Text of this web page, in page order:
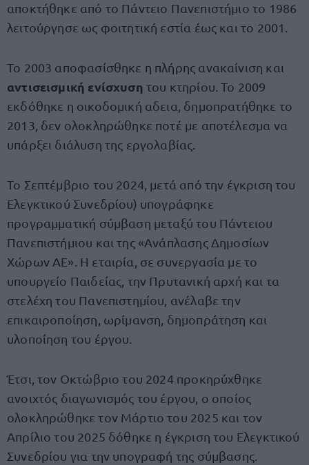
αποκτήθηκε από το Πάντειο Πανεπιστήμιο το 1986
λειτούργησε ως φοιτητική εστία έως και το 2001.
Το 2003 αποφασίσθηκε η πλήρης ανακαίνιση και
αντισεισμική ενίσχυση του κτηρίου. Το 2009
εκδόθηκε η οικοδομική αδεια, δημοπρατήθηκε το
2013, δεν ολοκληρώθηκε ποτέ με αποτέλεσμα να
υπάρξει διάλυση της εργολαβίας.
Το Σεπτέμβριο του 2024, μετά από την έγκριση του
Ελεγκτικού Συνεδρίου) υπογράφηκε
προγραμματική σύμβαση μεταξύ του Πάντειου
Πανεπιστήμιου και της «Ανάπλασης Δημοσίων
Χώρων ΑΕ». Η εταιρία, σε συνεργασία με το
υπουργείο Παιδείας, την Πρυτανική αρχή και τα
στελέχη του Πανεπιστημίου, ανέλαβε την
επικαιροποίηση, ωρίμανση, δημοπράτηση και
υλοποίηση του έργου.
Έτσι, τον Οκτώβριο του 2024 προκηρύχθηκε
ανοιχτός διαγωνισμός του έργου, ο οποίος
ολοκληρώθηκε τον Μάρτιο του 2025 και τον
Απρίλιο του 2025 δόθηκε η έγκριση του Ελεγκτικού
Συνεδρίου για την υπογραφή της σύμβασης.